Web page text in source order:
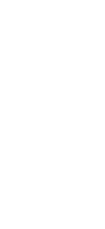
必要です